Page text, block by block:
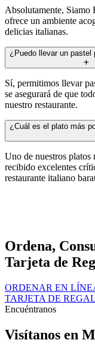
Absolutamente, Siamo
ofrece un ambiente
delicias italianas.
¿Puedo llevar un pastel
Sí, permitimos llevar
se asegurará de que
nuestro restaurante.
¿Cuál es el plato más
Uno de nuestros platos
recibido excelentes
restaurante italiano
Ordena,
Tarjeta de
ORDENAR EN
TARJETA DE
Encuéntranos
Visítanos en